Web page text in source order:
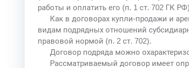
работы и оплатить его (п. 1 ст. 702 ГК
Как в договорах купли-продажи и
видам подрядных отношений
правовой нормой (п. 2 ст. 702).
Договор подряда можно
Рассматриваемый договор имеет